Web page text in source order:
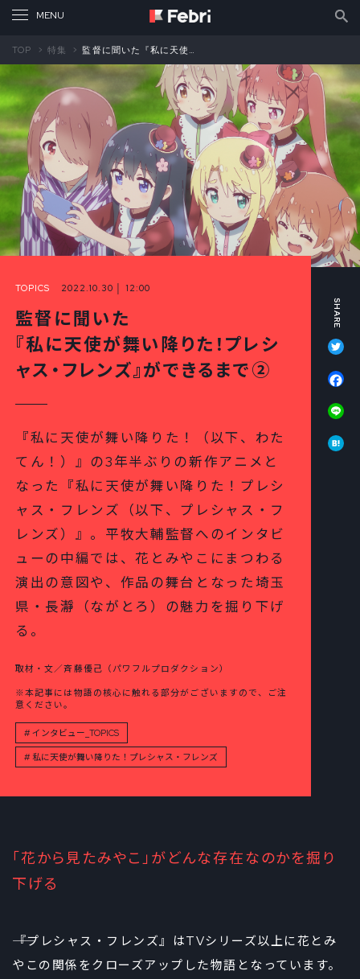
TOP 特集 監督に聞いた『私に天使が舞い降りた！プレシャス・フレンズ』ができるまで②
TOPICS 2022.10.30 │ 12:00
監督に聞いた
『私に天使が舞い降りた！プレシ
ャス・フレンズ』ができるまで②
『私に天使が舞い降りた！（以下、わた
てん！）』の3年半ぶりの新作アニメと
なった『私に天使が舞い降りた！プレシ
ャス・フレンズ（以下、プレシャス・フ
レンズ）』。平牧大輔監督へのインタビ
ューの中編では、花とみやこにまつわる
演出の意図や、作品の舞台となった埼玉
県・長瀞（ながとろ）の魅力を掘り下げ
る。
取材・文／斉藤優己（パワフルプロダクション）
※本記事には物語の核心に触れる部分がございますので、ご注
意ください。
インタビュー_TOPICS
私に天使が舞い降りた！プレシャス・フレンズ
「花から見たみやこ」がどんな存在なのかを掘り
下げる
――『プレシャス・フレンズ』はTVシリーズ以上に花とみ
やこの関係をクローズアップした物語となっています。